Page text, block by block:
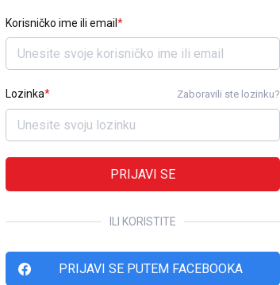
Korisničko ime ili email
Lozinka Zaboravili ste lozinku?
PRIJAVI SE
ILI KORISTITE
PRIJAVI SE PUTEM FACEBOOKA